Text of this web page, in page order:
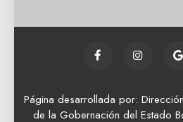
Página desarrollada por:
de la Gobernación del Estado